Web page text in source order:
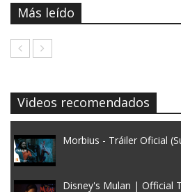
Más leído
Videos recomendados
Morbius - Tráiler Oficial
Disney's Mulan | Official